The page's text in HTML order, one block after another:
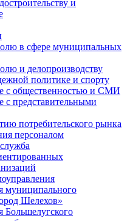
и
в сфере муниципальных
и делопроизводству
политике и спорту
с общественностью и СМИ
с представительными
потребительского рынка
персоналом
муниципального
Шелехов»
Большелугского